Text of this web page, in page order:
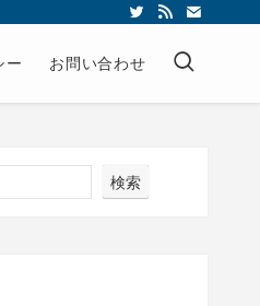
ー お問い合わせ
検索